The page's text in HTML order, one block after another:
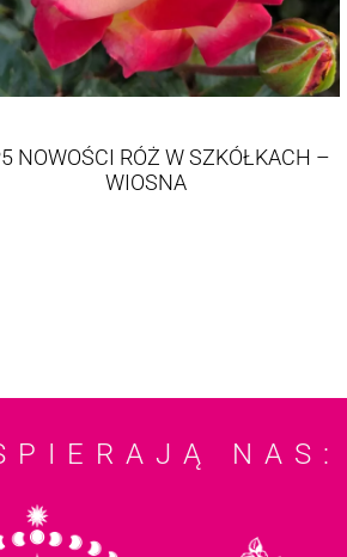
NOWOŚCI RÓŻ W SZKÓŁKACH –
WIOSNA
NAS: